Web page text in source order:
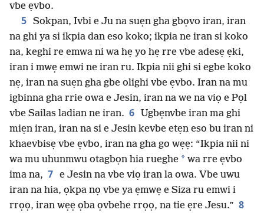
vbe ẹvbo.
5 Sokpan, Ivbi e Ju na suẹn gha gbọvo iran, iran
na ghi ya si ikpia dan eso koko; ikpia ne iran si koko
na, keghi re emwa ni wa hẹ yo hẹ rre vbe adesẹ ẹki,
iran i mwẹ emwi ne iran ru. Ikpia nii ghi si egbe koko
nẹ, iran na suẹn gha gbe olighi vbe ẹvbo. Iran na mu
igbinna gha rrie owa e Jesin, iran na we na viọ e Pọl
vbe Sailas ladian ne iran. 6
Ugbẹnvbe iran ma ghi
miẹn iran, iran na si e Jesin kevbe etẹn eso bu iran ni
khaevbisẹ vbe ẹvbo, iran na gha go wẹẹ: “Ikpia nii ni
wa mu uhunmwu otagbọn hia rueghe * wa rre ẹvbo
ima na, 7 e Jesin na vbe viọ iran la owa. Vbe uwu
iran na hia, ọkpa nọ vbe ya ẹmwẹ e Siza ru emwi i
rrọọ, iran wẹẹ ọba ọvbehe rrọọ, na tie ẹre Jesu.” 8